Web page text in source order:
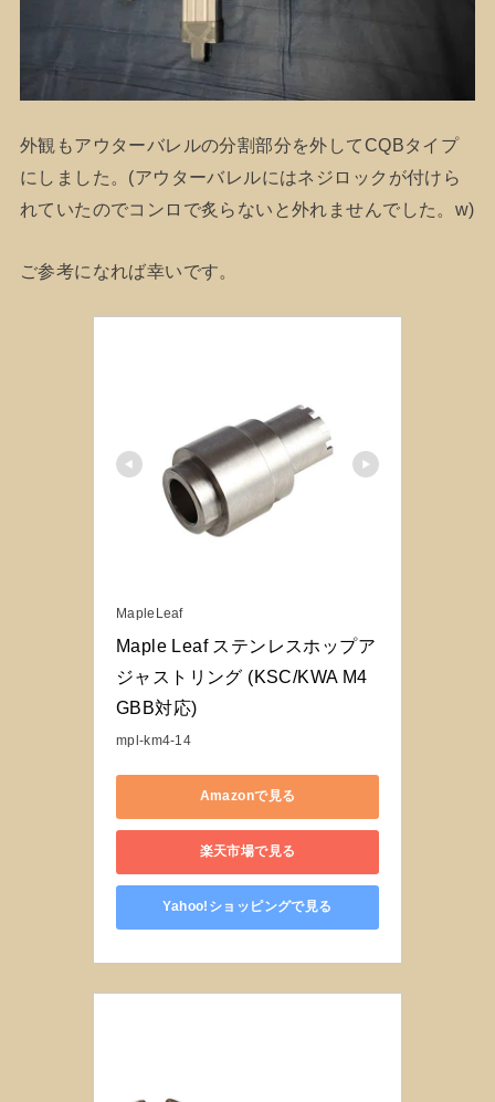
外観もアウターバレルの分割部分を外してCQBタイプ
にしました。(アウターバレルにはネジロックが付けら
れていたのでコンロで炙らないと外れませんでした。w)
ご参考になれば幸いです。
MapleLeaf
Maple Leaf ステンレスホップア
ジャストリング (KSC/KWA M4
GBB対応)
mpl-km4-14
Amazonで見る
楽天市場で見る
Yahoo!ショッピングで見る